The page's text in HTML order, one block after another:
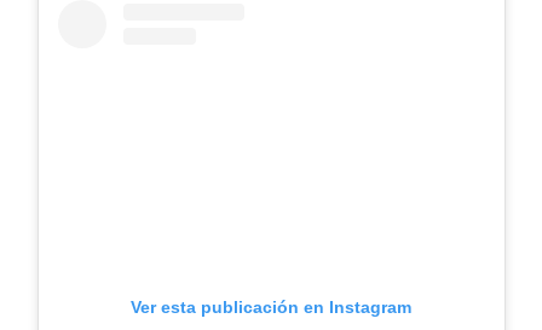
Ver esta publicación en Instagram